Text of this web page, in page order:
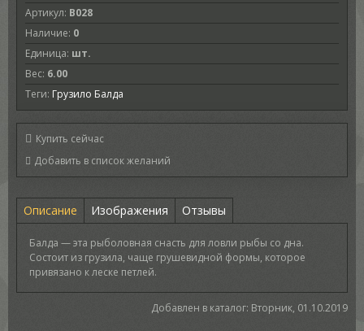
Артикул: B028
Наличие: 0
Единица: шт.
Вес: 6.00
Теги: Грузило Балда
Купить сейчас
Описание Изображения Отзывы
Балда — эта рыболовная снасть для ловли рыбы со дна.
Состоит из грузила, чаще грушевидной формы, которое
привязано к леске петлей.
Добавлен в каталог: Вторник, 01.10.2019